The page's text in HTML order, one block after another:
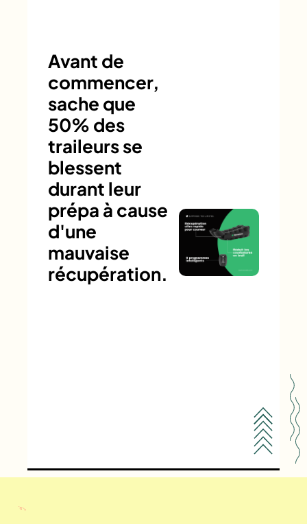
Avant de
commencer,
sache que
50% des
traileurs se
blessent
durant leur
prépa à cause
d'une
mauvaise
récupération.